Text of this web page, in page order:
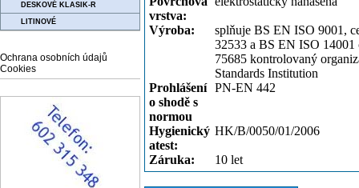
DESKOVÉ KLASIK-R
LITINOVÉ
Ochrana osobních údajů
Cookies
vrstva:
Výroba:
splňuje BS EN ISO 9001,
32533 a BS EN ISO
75685 kontrolovaný
Standards Institution
Prohlášení
o shodě s
normou
PN-EN 442
Hygienický
atest:
HK/B/0050/01/2006
Záruka: 10 let